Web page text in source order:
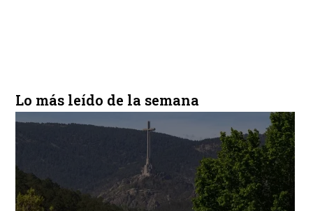
Lo más leído de la semana